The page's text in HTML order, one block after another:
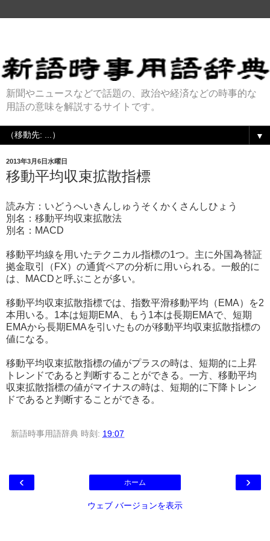
新聞やニュースなどで話題の、政治や経済などの時事的な
用語の意味を解説するサイトです。
▼
2013年3月6日水曜日
移動平均収束拡散指標
読み方：いどうへいきんしゅうそくかくさんしひょう
別名：移動平均収束拡散法
別名：MACD
移動平均線を用いたテクニカル指標の1つ。主に外国為替証
拠金取引（FX）の通貨ペアの分析に用いられる。一般的に
は、MACDと呼ぶことが多い。
移動平均収束拡散指標では、指数平滑移動平均（EMA）を2
本用いる。1本は短期EMA、もう1本は長期EMAで、短期
EMAから長期EMAを引いたものが移動平均収束拡散指標の
値になる。
移動平均収束拡散指標の値がプラスの時は、短期的に上昇
トレンドであると判断することができる。一方、移動平均
収束拡散指標の値がマイナスの時は、短期的に下降トレン
ドであると判断することができる。
新語時事用語辞典 時刻: 19:07
‹ ›
ホーム
ウェブ バージョンを表示